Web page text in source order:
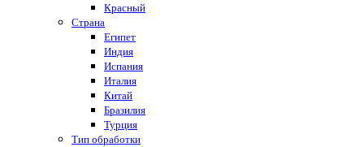
Красный
Страна
Египет
Индия
Испания
Италия
Китай
Бразилия
Турция
Тип обработки